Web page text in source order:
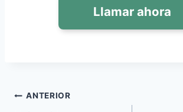
Llamar ahora
Navegación
ANTERIOR